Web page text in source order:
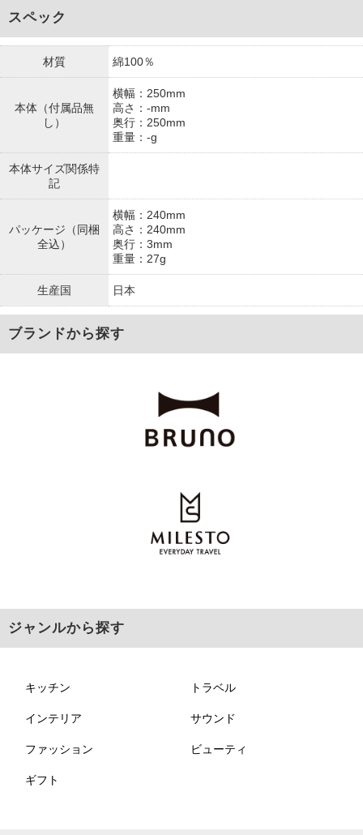
スペック
材質 綿100％
本体（付属品無
し）
横幅：250mm
高さ：-mm
奥行：250mm
重量：-g
本体サイズ関係特
記
パッケージ（同梱
全込）
横幅：240mm
高さ：240mm
奥行：3mm
重量：27g
生産国 日本
ブランドから探す
ジャンルから探す
キッチン トラベル
インテリア サウンド
ファッション ビューティ
ギフト